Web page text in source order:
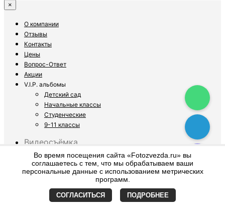
×
О компании
Отзывы
Контакты
Цены
Вопрос-Ответ
Акции
V.I.P. альбомы
Детский сад
Начальные классы
Студенческие
9-11 классы
Видеосъёмка
Детский сад
4 класс
9-11 класс
Детский сад
4 класс
Во время посещения сайта «Fotozvezda.ru» вы
соглашаетесь с тем, что мы обрабатываем ваши
персональные данные с использованием метрических
программ.
СОГЛАСИТЬСЯ ПОДРОБНЕЕ